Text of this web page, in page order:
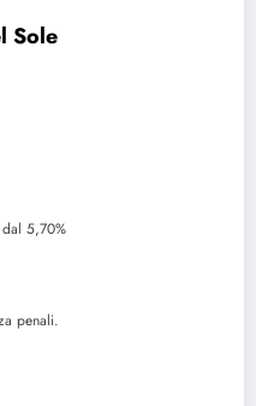
Sole
5,70%
penali.